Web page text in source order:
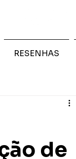
de
RESENHAS